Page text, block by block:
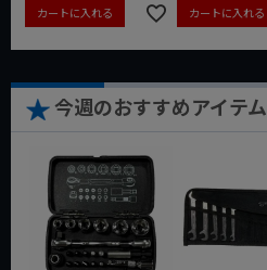
カートに入れる カートに入れる
今週のおすすめアイテム